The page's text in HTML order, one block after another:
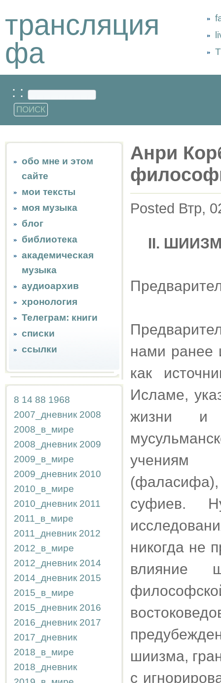
трансляция
фа
: :
обо мне и этом
сайте
мои тексты
моя музыка
блог
библиотека
академическая
музыка
аудиоархив
хронология
Телеграм: книги
списки
ссылки
8 14 88 1968
2007_дневник 2008
2008_в_мире
2008_дневник 2009
2009_в_мире
2009_дневник 2010
2010_в_мире
2010_дневник 2011
2011_в_мире
2011_дневник 2012
2012_в_мире
2012_дневник 2014
2014_дневник 2015
2015_в_мире
2015_дневник 2016
2016_дневник 2017
2017_дневник
2018_в_мире
2018_дневник
Анри
Posted Втр,
II.
нами ранее
как
Исламе,
жизни и
учениям
суфиев.
никогда не
влияние
шиизма,
с